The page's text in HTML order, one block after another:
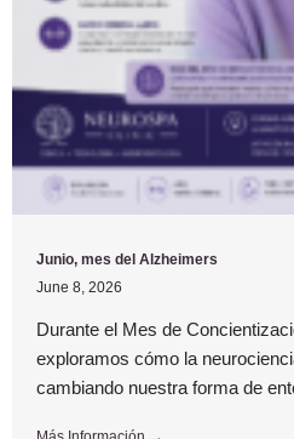
Junio, mes del Alzheimers
June 8, 2026
Durante el Mes de
exploramos cómo la
cambiando nuestra forma de